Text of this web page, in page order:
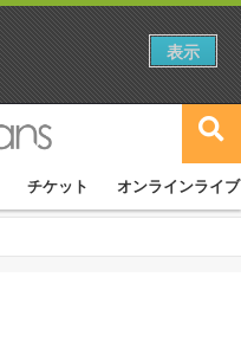
チケット オンラインライブ
表示